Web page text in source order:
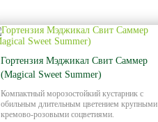
Гортензия Мэджикал Свит Саммер
(Magical Sweet Summer)
Компактный морозостойкий кустарник с
обильным длительным цветением крупными
кремово-розовыми соцветиями.